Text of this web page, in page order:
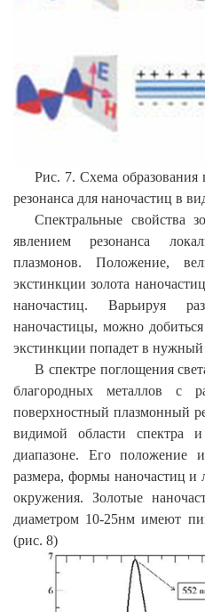
Рис. 7. Схема образования
резонанса для наночастиц в
Спектральные свойства
явлением резонанса
плазмонов. Положение,
экстинкции золота
наночастиц. Варьируя
наночастицы, можно
экстинкции попадет в
В спектре поглощения
благородных металлов с
поверхностный плазмонный
видимой области спектра
диапазоне. Его положение
размера, формы наночастиц и
окружения. Золотые
диаметром 10-25нм имеют
(рис. 8)